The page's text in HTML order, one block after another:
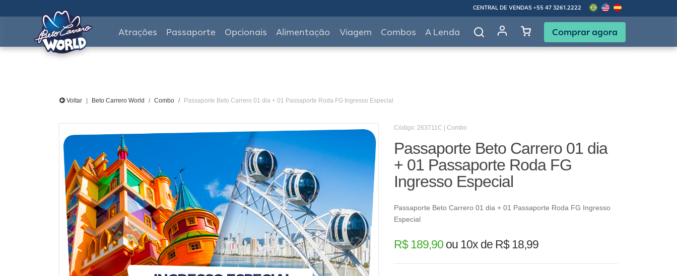
CENTRAL DE VENDAS +55 47 3261.2222
Atrações Passaporte Opcionais Alimentação Viagem Combos A Lenda Comprar agora
Voltar Beto Carrero World Combo Passaporte Beto Carrero 01 dia + 01 Passaporte Roda FG Ingresso Especial
Código: 263711C | Combo
Passaporte Beto Carrero 01 dia
+ 01 Passaporte Roda FG
Ingresso Especial
Passaporte Beto Carrero 01 dia + 01 Passaporte Roda FG Ingresso
Especial
R$ 189,90ou 10x de R$ 18,99